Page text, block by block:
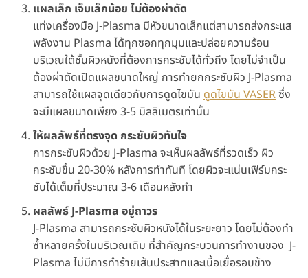
แผลเล็ก เจ็บเล็กน้อย ไม่ต้องผ่าตัด
แท่งเครื่องมือ J-Plasma มีหัวขนาดเล็กแต่สามารถส่งกระแส
พลังงาน Plasma ได้ทุกซอกทุกมุมและปล่อยความร้อน
บริเวณใต้ชั้นผิวหนังที่ต้องการกระชับได้ทั่วถึง โดยไม่จำเป็น
ต้องผ่าตัดเปิดแผลขนาดใหญ่ การทำยกกระชับผิว J-Plasma
สามารถใช้แผลจุดเดียวกับการดูดไขมัน ดูดไขมัน VASERซึ่ง
จะมีแผลขนาดเพียง 3-5 มิลลิเมตรเท่านั้น
ให้ผลลัพธ์ที่ตรงจุด กระชับผิวทันใจ
การกระชับผิวด้วย J-Plasma จะเห็นผลลัพธ์ที่รวดเร็ว ผิว
กระชับขึ้น 20-30% หลังการทำทันที โดยผิวจะแน่นเฟิร์มกระ
ชับได้เต็มที่ประมาณ 3-6 เดือนหลังทำ
ผลลัพธ์ J-Plasma อยู่ถาวร
J-Plasma สามารถกระชับผิวหนังได้ในระยะยาว โดยไม่ต้องทำ
ซ้ำหลายครั้งในบริเวณเดิม ที่สำคัญกระบวนการทำงานของ J-
Plasma ไม่มีการทำร้ายเส้นประสาทและเนื้อเยื่อรอบข้าง